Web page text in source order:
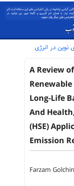
در انرژی
A Review
Long-Life
And
(HSE)
Emission
Farzam Golchin